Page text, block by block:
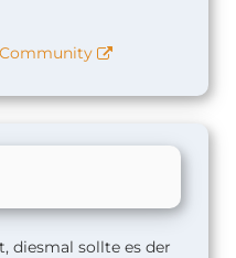
Community
diesmal sollte es der